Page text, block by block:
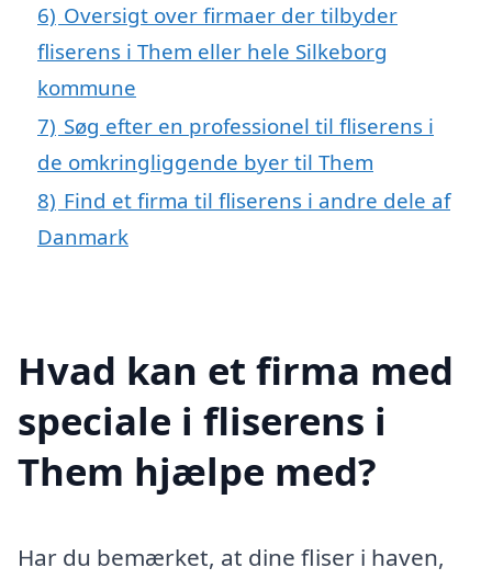
6) Oversigt over firmaer der tilbyder
fliserens i Them eller hele Silkeborg
kommune
7) Søg efter en professionel til fliserens i
de omkringliggende byer til Them
8) Find et firma til fliserens i andre dele af
Danmark
Hvad kan et firma med
speciale i fliserens i
Them hjælpe med?
Har du bemærket, at dine fliser i haven,